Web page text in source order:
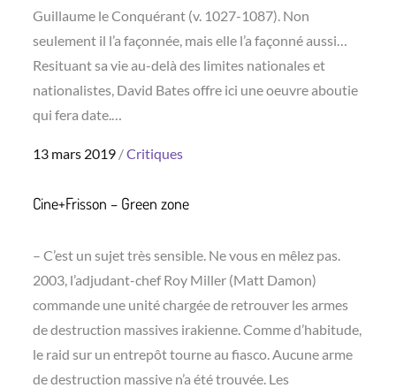
Guillaume le Conquérant (v. 1027-1087). Non
seulement il l’a façonnée, mais elle l’a façonné aussi…
Resituant sa vie au-delà des limites nationales et
nationalistes, David Bates offre ici une oeuvre aboutie
qui fera date.…
Posted
13 mars 2019 Critiques
Cine+Frisson – Green zone
– C’est un sujet très sensible. Ne vous en mêlez pas.
2003, l’adjudant-chef Roy Miller (Matt Damon)
commande une unité chargée de retrouver les armes
de destruction massives irakienne. Comme d’habitude,
le raid sur un entrepôt tourne au fiasco. Aucune arme
de destruction massive n’a été trouvée. Les